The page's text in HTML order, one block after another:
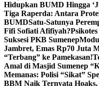
Hidupkan BUMD Hingga
Tiga Raperda: Antara
BUMDSatu-Satunya
Fifi Sofiati Afifiyah?
Suksesi PKB Sumenep
Jambret, Emas Rp70 Juta
“Terbang” ke Pamekasan!
Amal di Masjid Sumenep
Memanas: Polisi “Sikat”
BBM Naik Ternyata